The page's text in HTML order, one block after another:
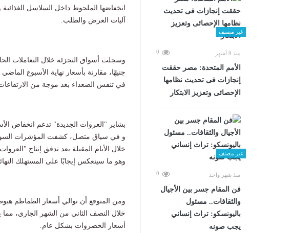
غير مصنف
منذ 9 أشهر 0
الأمم المتحدة: مصر حققت
إنجازات فى تحديث نظامها
الإحصائى وتعزيز الابتكار
غير مصنف
منذ شهر واحد 0
فن المقام جسر بين الأجيال
والثقافات.. مسئول
باليونسكو: تراث إنساني
يجب صونه
انخفاضها الملحوظ داخل السلاسل
آليات العرض والطلب.
في تنفس الصعداء بعد موجة من الارتفاعات
بشاير "العروات الجديدة" تدعم انخفاض
و في سياق متصل، كشفت المؤشرات
خلال الأيام المقبلة بعد تدفق إنتاج
وهو ما سينعكس إيجابًا على المستهلك
خلال النصف الثاني من الشهر الجاري،
أسعار الخضروات بشكل عام.